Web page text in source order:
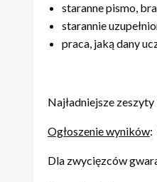
staranne pismo,
starannie
praca, jaką dany
Najładniejsze
Ogłoszenie wyników:
Dla zwycięzców